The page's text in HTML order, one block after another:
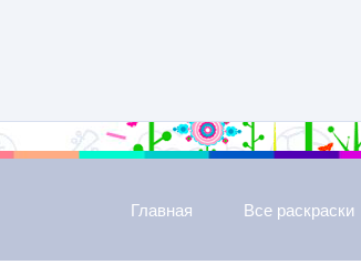
Главная Все раскраски